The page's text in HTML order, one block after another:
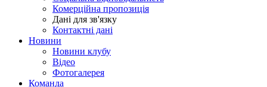
Комерційна пропозиція
Дані для зв'язку
Контактні дані
Новини
Новини клубу
Відео
Фотогалерея
Команда